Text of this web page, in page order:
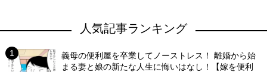
人気記事ランキング
義母の便利屋を卒業してノーストレス！ 離婚から始
まる妻と娘の新たな人生に悔いはなし！【嫁を便利